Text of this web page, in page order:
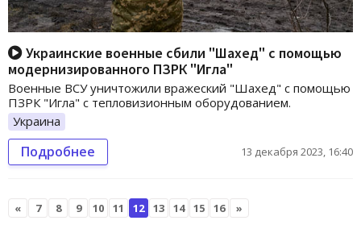
Украинские военные сбили "Шахед" с помощью
модернизированного ПЗРК "Игла"
Военные ВСУ уничтожили вражеский "Шахед" с помощью
ПЗРК "Игла" с тепловизионным оборудованием.
Украина
Подробнее 13 декабря 2023, 16:40
« 7 8 9 10 11 12 13 14 15 16 »